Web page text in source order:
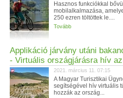
Hasznos funkciókkal
mobilalkalmazása,
250 ezren töltöttek le....
Tovább
Applikáció járvány utáni
- Virtuális országjárásra hív
2021. március 11. 07:15
A Magyar Turisztikai
segítségével hív virtuális
hozzák az ország...